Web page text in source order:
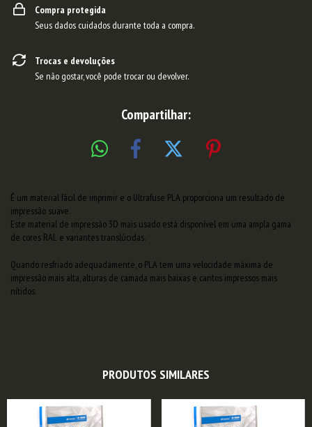
Compra protegida
Seus dados cuidados durante toda a compra.
Trocas e devoluções
Se não gostar, você pode trocar ou devolver.
Compartilhar:
É um material fácil de imprimir e o Ultrafuse PLA proporciona um resultado de
impressão suave.
Este material de impressão 3D mais usado está disponível em uma ampla gama
de cores RAL e variantes translúcidas.
Quando resfriado adequadamente, o PLA tem uma velocidade máxima de
impressão mais alta, alturas de camada mais baixas e cantos impressos mais
nítidos.
PRODUTOS SIMILARES